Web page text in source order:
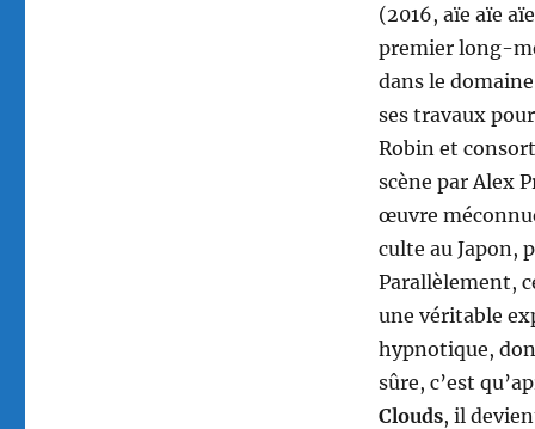
(2016, aïe aïe
premier long-
dans le
ses travaux
Robin et
scène par Alex
œuvre
culte au Japon,
Parallèlement,
une véritable
hypnotique,
sûre, c’est
Clouds, il